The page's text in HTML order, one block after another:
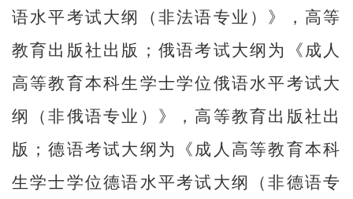
语水平考试大纲（非法语专业）》，高等
教育出版社出版；俄语考试大纲为《成人
高等教育本科生学士学位俄语水平考试大
纲（非俄语专业）》，高等教育出版社出
版；德语考试大纲为《成人高等教育本科
生学士学位德语水平考试大纲（非德语专